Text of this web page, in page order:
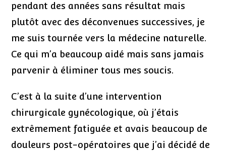
pendant des années sans résultat mais
plutôt avec des déconvenues successives, je
me suis tournée vers la médecine naturelle.
Ce qui m’a beaucoup aidé mais sans jamais
parvenir à éliminer tous mes soucis.
C’est à la suite d’une intervention
chirurgicale gynécologique, où j’étais
extrêmement fatiguée et avais beaucoup de
douleurs post-opératoires que j’ai décidé de